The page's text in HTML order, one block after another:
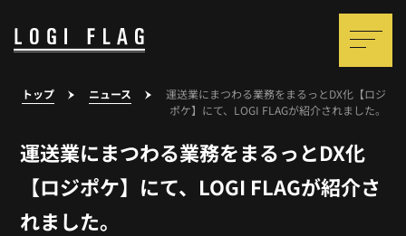
トップ ニュース
運送業にまつわる業務をまるっとDX化【ロジ
ポケ】にて、LOGI FLAGが紹介されました。
運送業にまつわる業務をまるっとDX化
【ロジポケ】にて、LOGI FLAGが紹介さ
れました。